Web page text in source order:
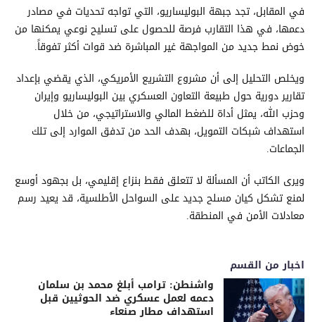
في المقابل، تجد جبهة البوليساريو، التي تواجه تحديات في مصادر
دعمها، في هذا التقارب فرصة للحصول على تسليح نوعي يمكنها من
خوض نمط جديد من المواجهة غير المباشرة ضد قوات أكثر تفوقاً.
ويخلص التحليل إلى أن مشروع التشريع الأمريكي، الذي يقضي بإعداد
تقارير دورية حول طبيعة التعاون العسكري بين البوليساريو وإيران
وحزب الله، يمثل أداة للضغط المالي والاستراتيجي، من خلال
استهداف شبكات التمويل، بهدف الحد من تدفق الموارد إلى تلك
الجماعات.
ويرى الكاتب أن المسألة لا تتعلق فقط بنزاع إقليمي، بل بجهود أوسع
لمنع تشكل كيان مسلح جديد على السواحل الأطلسية، قد يعيد رسم
معادلات الأمن في المنطقة.
اخبار من القسم
واشنطن: ترامب أبلغ محمد بن سلمان
دعمه لعمل عسكري ضد الحوثيين قبل
استهداف مطار صنعاء